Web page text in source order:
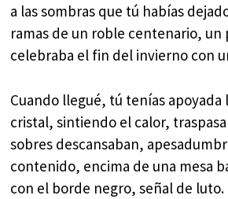
a las sombras que tú habías
ramas de un roble centenario,
celebraba el fin del invierno con
Cuando llegué, tú tenías
cristal, sintiendo el calor,
sobres descansaban,
contenido, encima de una mesa
con el borde negro, señal de luto.